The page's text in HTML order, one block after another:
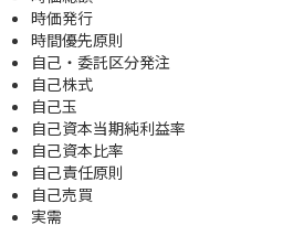
時価発行
時間優先原則
自己・委託区分発注
自己株式
自己玉
自己資本当期純利益率
自己資本比率
自己責任原則
自己売買
実需